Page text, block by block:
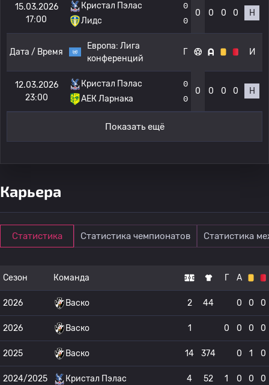
15.03.2026
17:00
Кристал Пэлас
Лидс
0
0
0 0 0 0 Н
Дата / Время
Европа: Лига
конференций
Г И
12.03.2026
23:00
Кристал Пэлас
АЕК Ларнака
0
0
0 0 0 0 Н
Показать ещё
Карьера
Статистика Статистика чемпионатов Статистика
Сезон Команда Г А
2026 Васко 2 44 0 0 0
2026 Васко 1 0 0 0 0
2025 Васко 14 374 0 1 0
2024/2025 Кристал Пэлас 4 52 1 0 0 0